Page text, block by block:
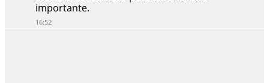
importante.
16:52